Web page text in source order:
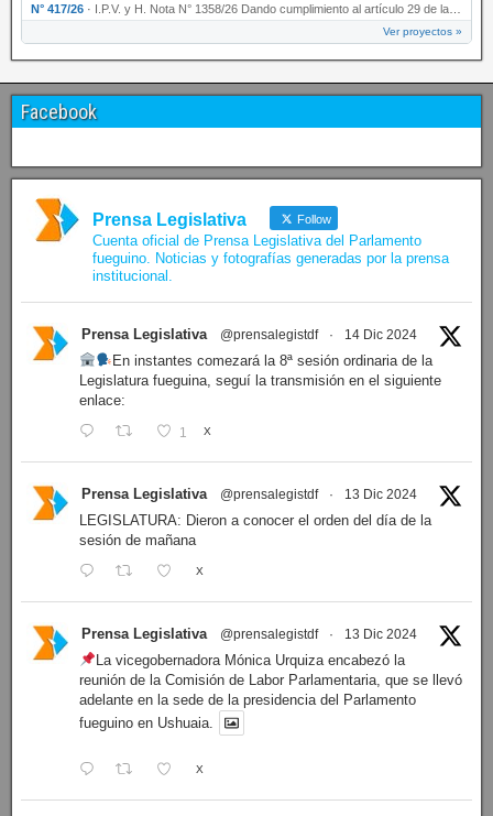
N° 417/26 · I.P.V. y H. Nota N° 1358/26 Dando cumplimiento al artículo 29 de la Ley provincial N° 1399…
Ver proyectos »
Facebook
Prensa Legislativa Follow
Cuenta oficial de Prensa Legislativa del Parlamento
fueguino. Noticias y fotografías generadas por la prensa
institucional.
Prensa Legislativa @prensalegistdf · 14 Dic 2024
En instantes comezará la 8ª sesión ordinaria de la
Legislatura fueguina, seguí la transmisión en el siguiente
enlace:
1 X
Prensa Legislativa @prensalegistdf · 13 Dic 2024
LEGISLATURA: Dieron a conocer el orden del día de la
sesión de mañana
X
Prensa Legislativa @prensalegistdf · 13 Dic 2024
La vicegobernadora Mónica Urquiza encabezó la
reunión de la Comisión de Labor Parlamentaria, que se llevó
adelante en la sede de la presidencia del Parlamento
fueguino en Ushuaia.
X